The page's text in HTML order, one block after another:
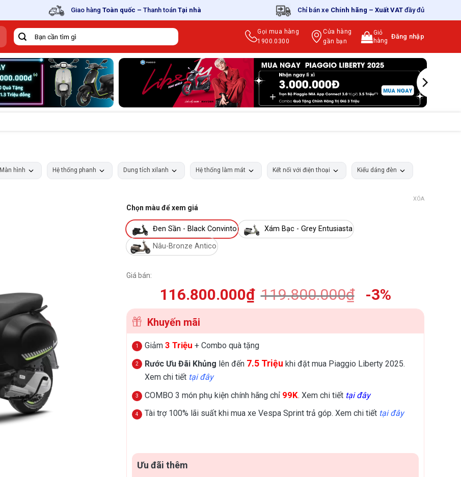
Giao hàng Toàn quốc – Thanh toán Tại nhà Chỉ bán xe Chính hãng – Xuất VAT đầy đủ
Tìm
kiếm:
Gọi mua hàng
1900.0300
Cửa hàng
gần bạn
Giỏ
hàng
Đăng nhập
Màn hình Hệ thống phanh Dung tích xilanh Hệ thống làm mát Kết nối với điện thoại Kiểu dáng đèn
Chọn màu để xem giá
Đen Sần - Black Convinto
Xám Bạc - Grey Entusiasta
Nâu-Bronze Antico
XÓA
Giá bán:
116.800.000₫ 119.800.000₫ -3%
Khuyến mãi
Giảm 3 Triệu + Combo quà tặng
Rước Ưu Đãi Khủng lên đến 7.5 Triệu khi đặt mua Piaggio Liberty 2025.
Xem chi tiết tại đây
COMBO 3 món phụ kiện chính hãng chỉ 99K. Xem chi tiết tại đây
Tài trợ 100% lãi suất khi mua xe Vespa Sprint trả góp. Xem chi tiết tại đây
Ưu đãi thêm